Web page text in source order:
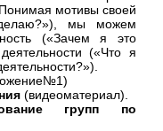
мотивы своей
мы можем
(«Зачем я это
(«Что я
(видеоматериал).
групп по